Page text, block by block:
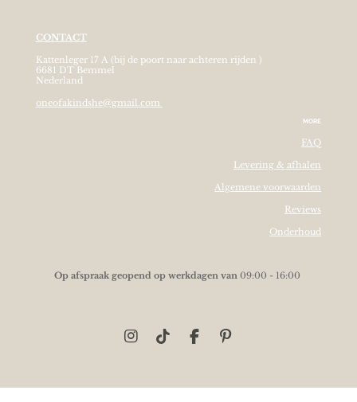
CONTACT
Kattenleger 17 A (bij de poort naar achteren rijden )
6681 DT Bemmel
Nederland
oneofakindshe@gmail.com
MORE
FAQ
Levering & afhalen
Algemene voorwaarden
Reviews
Onderhoud
Op afspraak geopend op werkdagen van 09:00 - 16:00
I
t
T
T
F
e
P
t